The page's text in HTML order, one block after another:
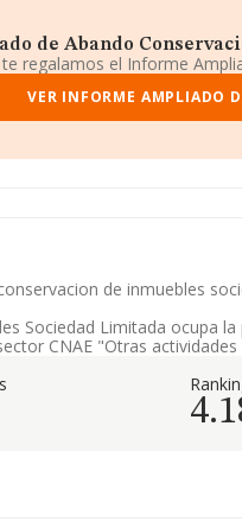
de Abando
regalamos el Informe
VER INFORME AMPLIADO
de inmuebles
Sociedad Limitada ocupa
CNAE "Otras